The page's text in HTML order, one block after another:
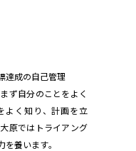
達成の自己管理
ず自分のことをよく
よく知り、計画を立
原ではトライアング
養います。